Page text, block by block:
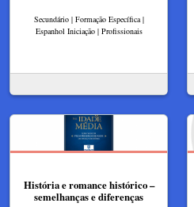
Secundário | Formação Específica |
Espanhol Iniciação | Profissionais
História e romance histórico –
semelhanças e diferenças